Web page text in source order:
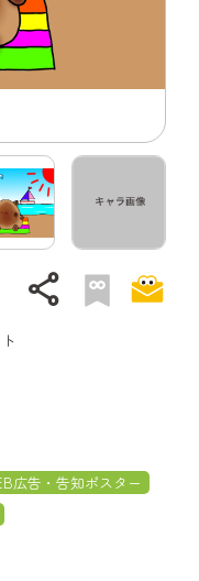
share
広告・告知ポスター